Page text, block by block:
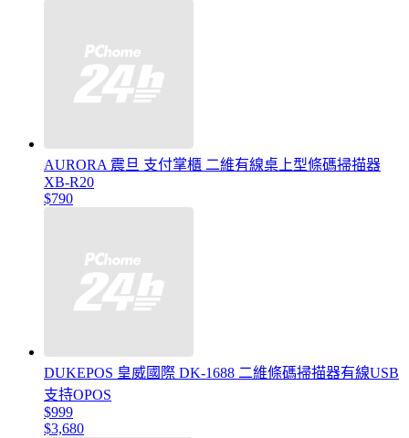
AURORA 震旦 支付掌櫃 二維有線桌上型條碼掃描器
XB-R20
$790
DUKEPOS 皇威國際 DK-1688 二維條碼掃描器有線USB
支持OPOS
$999
$3,680